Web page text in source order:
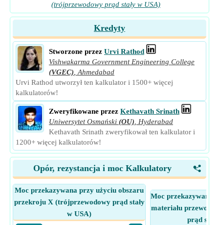
(trójprzewodowy prąd stały w USA)
Kredyty
Stworzone przez Urvi Rathod
Vishwakarma Government Engineering College
(VGEC) Ahmedabad
Urvi Rathod utworzył ten kalkulator i 1500+ więcej
kalkulatorów!
Zweryfikowane przez Kethavath Srinath
Uniwersytet Osmański (OU)
Hyderabad
Kethavath Srinath zweryfikował ten kalkulator i
1200+ więcej kalkulatorów!
<
Opór, rezystancja i moc Kalkulatory
Moc przekazywana przy użyciu obszaru
przekroju X (trójprzewodowy prąd stały
w USA)
Moc przekazywana
materiału
prąd